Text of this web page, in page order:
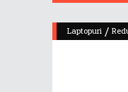
Laptopuri /